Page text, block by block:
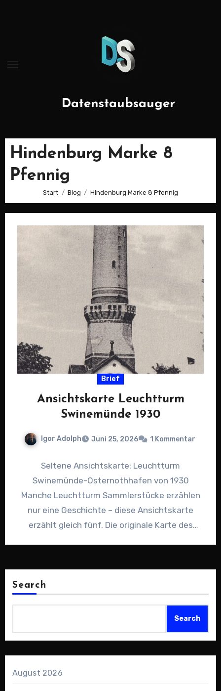
Datenstaubsauger
Hindenburg Marke 8
Pfennig
Start Blog Hindenburg Marke 8 Pfennig
Brief
Ansichtskarte Leuchtturm
Swinemünde 1930
Igor Adolph Juni 25, 2026 1 Kommentar
Seltene Ansichtskarte: Leuchtturm
Swinemünde-Osternothhafen von 1930
Manche Leuchtturm Sammlerstücke erzählen
nur eine Geschichte – diese Ansichtskarte
erzählt gleich fünf. Die originale Karte des
Search
Search
August 2026